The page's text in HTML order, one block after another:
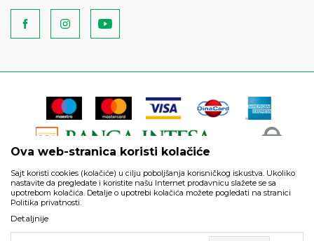
artikli prikazani na sajtu su deo naše ponude i ne podrazumeva
da su dostupni u svakom trenutku.
Ova web-stranica koristi kolačiće
Sajt koristi cookies (kolačiće) u cilju poboljšanja korisničkog iskustva. Ukoliko
nastavite da pregledate i koristite našu Internet prodavnicu slažete se sa
upotrebom kolačića. Detalje o upotrebi kolačića možete pogledati na stranici
Politika privatnosti.
Detaljnije